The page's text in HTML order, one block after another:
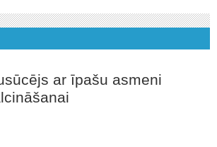
ar īpašu asmeni